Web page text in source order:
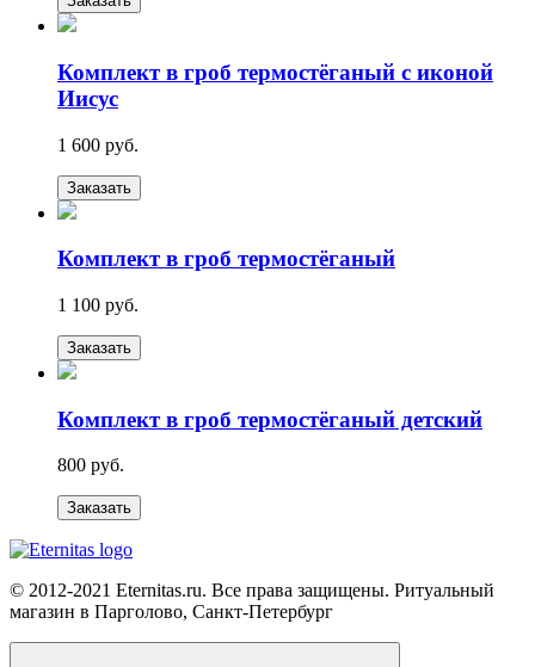
Комплект в гроб термостёганый с иконой
Иисус
1 600 руб.
Заказать
Комплект в гроб термостёганый
1 100 руб.
Заказать
Комплект в гроб термостёганый детский
800 руб.
Заказать
© 2012-2021 Eternitas.ru. Все права защищены. Ритуальный
магазин в Парголово, Санкт-Петербург